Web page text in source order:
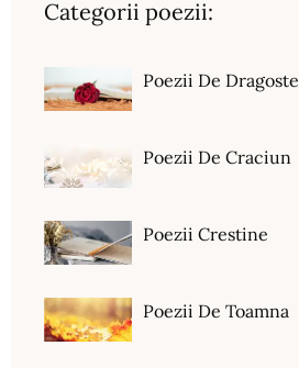
Categorii poezii:
Poezii De Dragoste
Poezii De Craciun
Poezii Crestine
Poezii De Toamna